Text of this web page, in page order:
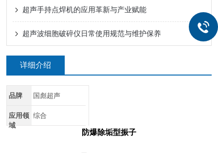
超声手持点焊机的应用革新与产业赋能
超声波细胞破碎仪日常使用规范与维护保养
详细介绍
品牌 国彪超声
应用领
域
综合
防爆除垢型振子